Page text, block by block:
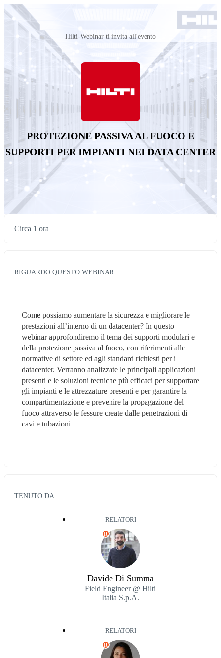
Hilti-Webinar ti invita all'evento
PROTEZIONE PASSIVA AL FUOCO E
SUPPORTI PER IMPIANTI NEI DATA CENTER
Circa 1 ora
RIGUARDO QUESTO WEBINAR
Come possiamo aumentare la sicurezza e migliorare le
prestazioni all’interno di un datacenter? In questo
webinar approfondiremo il tema dei supporti modulari e
della protezione passiva al fuoco, con riferimenti alle
normative di settore ed agli standard richiesti per i
datacenter. Verranno analizzate le principali applicazioni
presenti e le soluzioni tecniche più efficaci per supportare
gli impianti e le attrezzature presenti e per garantire la
compartimentazione e prevenire la propagazione del
fuoco attraverso le fessure create dalle penetrazioni di
cavi e tubazioni.
TENUTO DA
RELATORI
R
Davide Di Summa
Field Engineer @ Hilti
Italia S.p.A.
RELATORI
R